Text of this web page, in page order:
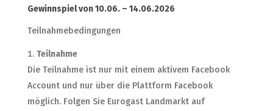
Gewinnspiel von 10.06. – 14.06.2026
Teilnahmebedingungen
Teilnahme
Die Teilnahme ist nur mit einem aktivem Facebook
Account und nur über die Plattform Facebook
möglich. Folgen Sie Eurogast Landmarkt auf